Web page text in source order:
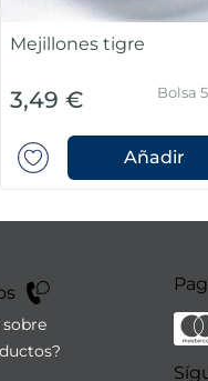
Mejillones tigre
3,49 € Bolsa
Añadir
sobre